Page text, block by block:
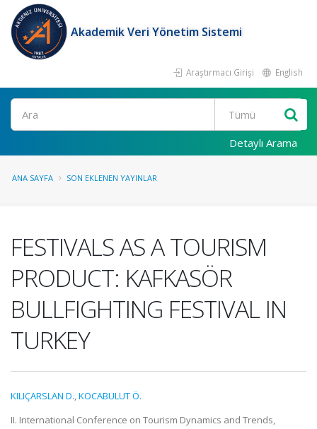
Akademik Veri Yönetim Sistemi
Araştırmacı Girişi English
Ara
Detaylı Arama
ANA SAYFA SON EKLENEN YAYINLAR
FESTIVALS AS A TOURISM
PRODUCT: KAFKASÖR
BULLFIGHTING FESTIVAL IN
TURKEY
KILIÇARSLAN D.,KOCABULUT Ö.
II. International Conference on Tourism Dynamics and Trends,